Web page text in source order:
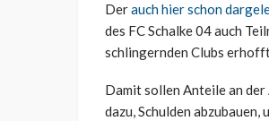
Derauch hier schon
des FC Schalke 04 auch
schlingernden Clubs
Damit sollen Anteile an
dazu, Schulden